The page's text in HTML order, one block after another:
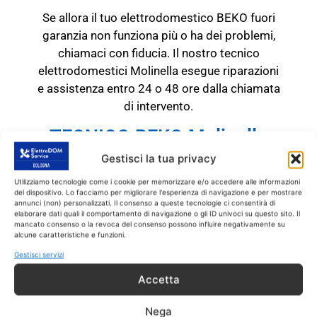
Gestisci la tua privacy
Utilizziamo tecnologie come i cookie per memorizzare e/o accedere alle informazioni
del dispositivo. Lo facciamo per migliorare l'esperienza di navigazione e per mostrare
annunci (non) personalizzati. Il consenso a queste tecnologie ci consentirà di
elaborare dati quali il comportamento di navigazione o gli ID univoci su questo sito. Il
mancato consenso o la revoca del consenso possono influire negativamente su
alcune caratteristiche e funzioni.
Gestisci servizi
Accetta
Nega
Se allora il tuo elettrodomestico BEKO fuori
garanzia non funziona più o ha dei problemi,
chiamaci con fiducia. Il nostro tecnico
elettrodomestici Molinella esegue riparazioni
e assistenza entro 24 o 48 ore dalla chiamata
di intervento.
TECNICO BEKO Molinella
RICAMBI CON GARANZIA DI
1 ANNO
Il tecnico BEKO MolinellaintervieneSOLOsu
prodotti BEKO fuori garanzia.Tutti gli
interventi sono effettuati con ricambi coperti
da garanzia di 1 anno.